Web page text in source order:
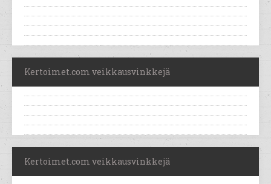
Kertoimet.com veikkausvinkkejä
Kertoimet.com veikkausvinkkejä